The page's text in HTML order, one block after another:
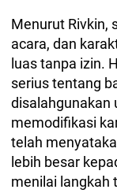
Menurut Rivkin,
acara, dan
luas tanpa izin.
serius tentang
disalahgunakan
memodifikasi
telah
lebih besar
menilai langkah